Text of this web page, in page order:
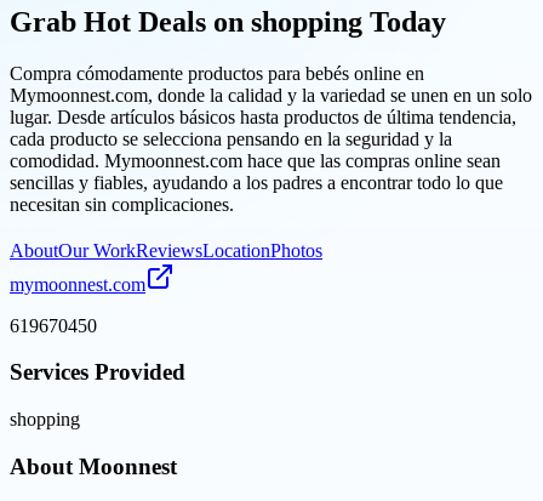
Grab Hot Deals on shopping Today
Compra cómodamente productos para bebés online en
Mymoonnest.com, donde la calidad y la variedad se unen en un solo
lugar. Desde artículos básicos hasta productos de última tendencia,
cada producto se selecciona pensando en la seguridad y la
comodidad. Mymoonnest.com hace que las compras online sean
sencillas y fiables, ayudando a los padres a encontrar todo lo que
necesitan sin complicaciones.
AboutOur WorkReviewsLocationPhotos
mymoonnest.com
619670450
Services Provided
shopping
About Moonnest